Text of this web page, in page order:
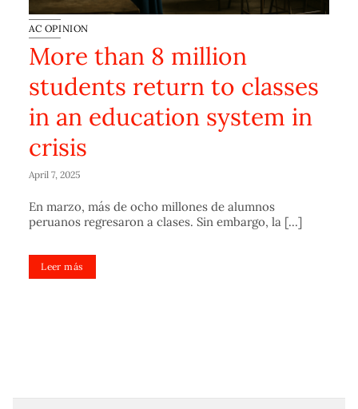
AC OPINION
More than 8 million
students return to classes
in an education system in
crisis
April 7, 2025
En marzo, más de ocho millones de alumnos
peruanos regresaron a clases. Sin embargo, la [...]
Leer más